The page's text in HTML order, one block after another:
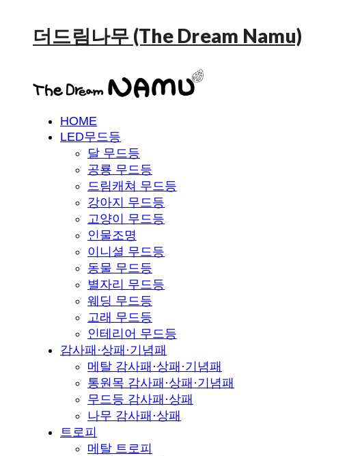
더드림나무 (The Dream Namu)
HOME
LED무드등
달 무드등
공룡 무드등
드림캐쳐 무드등
강아지 무드등
고양이 무드등
인물조명
이니셜 무드등
동물 무드등
별자리 무드등
웨딩 무드등
고래 무드등
인테리어 무드등
감사패·상패·기념패
메탈 감사패·상패·기념패
통원목 감사패·상패·기념패
무드등 감사패·상패
나무 감사패·상패
트로피
메탈 트로피